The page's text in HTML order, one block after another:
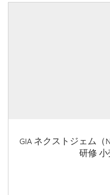
GIA ネクストジェム（
研修